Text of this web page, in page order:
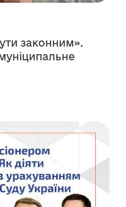
законним».